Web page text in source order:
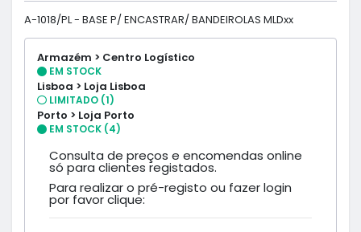
A-1018/PL - BASE P/ ENCASTRAR/ BANDEIROLAS MLDxx
Armazém > Centro Logístico
EM STOCK
Lisboa > Loja Lisboa
LIMITADO (1)
Porto > Loja Porto
EM STOCK (4)
Consulta de preços e encomendas online
só para clientes registados.
Para realizar o pré-registo ou fazer login
por favor clique: